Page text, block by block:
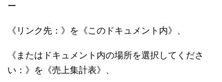
ー
《リンク先：》を《このドキュメント内》、
《またはドキュメント内の場所を選択してくださ
い：》を《売上集計表》、